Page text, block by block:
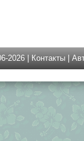
2026 | Контакты |